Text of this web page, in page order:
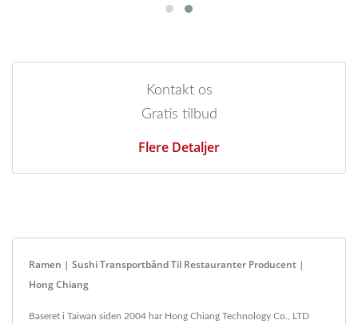
Kontakt os
Gratis tilbud
Flere Detaljer
Ramen | Sushi Transportbånd Til Restauranter Producent |
Hong Chiang
Baseret i Taiwan siden 2004 har Hong Chiang Technology Co., LTD